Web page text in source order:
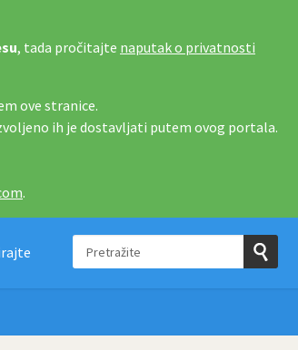
, tada pročitajte naputak o privatnosti
ove stranice.
ih je dostavljati putem ovog portala.
.
Pretražite
Pošaljite